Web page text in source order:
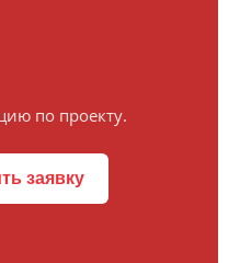
по проекту.
заявку